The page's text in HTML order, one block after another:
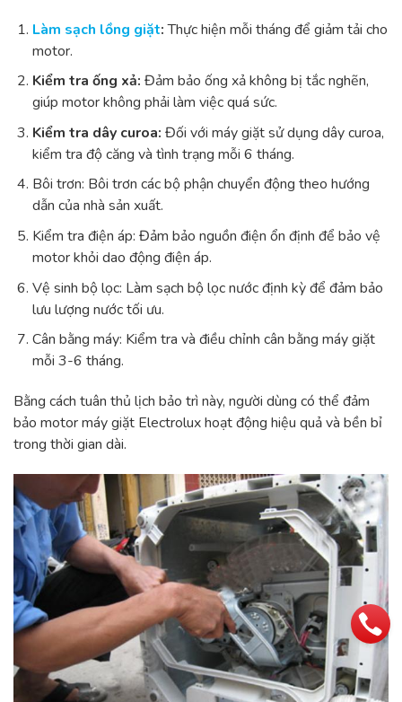
Làm sạch lồng giặt:Thực hiện mỗi tháng để giảm tải cho
motor.
Kiểm tra ống xả: Đảm bảo ống xả không bị tắc nghẽn,
giúp motor không phải làm việc quá sức.
Kiểm tra dây curoa: Đối với máy giặt sử dụng dây curoa,
kiểm tra độ căng và tình trạng mỗi 6 tháng.
Bôi trơn: Bôi trơn các bộ phận chuyển động theo hướng
dẫn của nhà sản xuất.
Kiểm tra điện áp: Đảm bảo nguồn điện ổn định để bảo vệ
motor khỏi dao động điện áp.
Vệ sinh bộ lọc: Làm sạch bộ lọc nước định kỳ để đảm bảo
lưu lượng nước tối ưu.
Cân bằng máy: Kiểm tra và điều chỉnh cân bằng máy giặt
mỗi 3-6 tháng.
Bằng cách tuân thủ lịch bảo trì này, người dùng có thể đảm
bảo motor máy giặt Electrolux hoạt động hiệu quả và bền bỉ
trong thời gian dài.